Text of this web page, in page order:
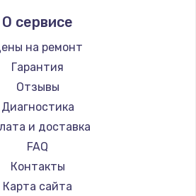
Заказать
/ демонтаж
1300 руб.
Заказать
Kodak
Blackmagic
О сервисе
на ремонт
Гарантия
Отзывы
Диагностика
и доставка
FAQ
Контакты
Карта сайта